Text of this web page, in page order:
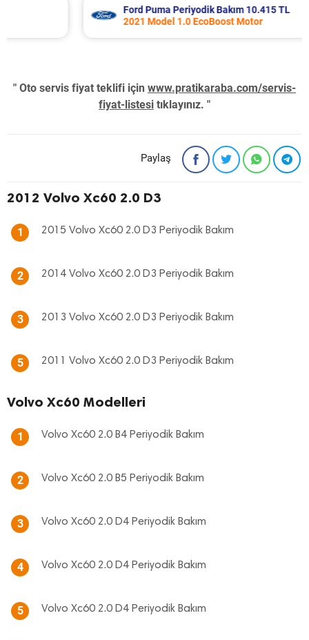
Ford Puma Periyodik Bakım 10.415 TL
2021 Model 1.0 EcoBoost Motor
" Oto servis fiyat teklifi için www.pratikaraba.com/servis-
fiyat-listesi tıklayınız. "
Paylaş
2012 Volvo Xc60 2.0 D3
1 2015 Volvo Xc60 2.0 D3 Periyodik Bakım
2 2014 Volvo Xc60 2.0 D3 Periyodik Bakım
3 2013 Volvo Xc60 2.0 D3 Periyodik Bakım
5 2011 Volvo Xc60 2.0 D3 Periyodik Bakım
Volvo Xc60 Modelleri
1 Volvo Xc60 2.0 B4 Periyodik Bakım
2 Volvo Xc60 2.0 B5 Periyodik Bakım
3 Volvo Xc60 2.0 D4 Periyodik Bakım
4 Volvo Xc60 2.0 D4 Periyodik Bakım
5 Volvo Xc60 2.0 D4 Periyodik Bakım